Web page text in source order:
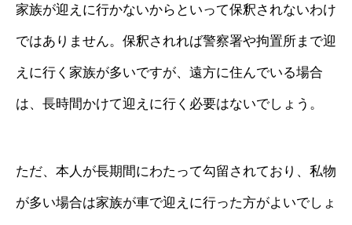
家族が迎えに行かないからといって保釈されないわけ
ではありません。保釈されれば警察署や拘置所まで迎
えに行く家族が多いですが、遠方に住んでいる場合
は、長時間かけて迎えに行く必要はないでしょう。
ただ、本人が長期間にわたって勾留されており、私物
が多い場合は家族が車で迎えに行った方がよいでしょ